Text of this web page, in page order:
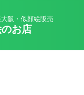
阪・似顔絵販売
お店